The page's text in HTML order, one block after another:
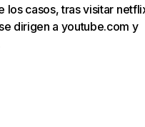
los casos, tras visitar
dirigen a youtube.com y